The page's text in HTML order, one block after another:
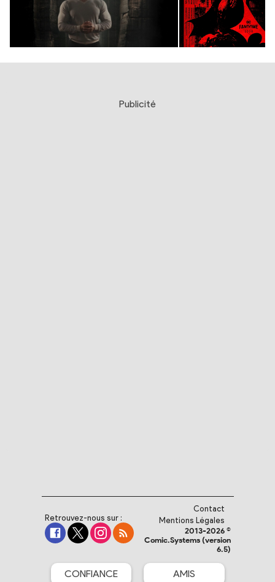
Publicité
Retrouvez-nous sur :
Contact
Mentions Légales
2013-2026 ©
Comic.Systems (version
6.5)
CONFIANCE AMIS